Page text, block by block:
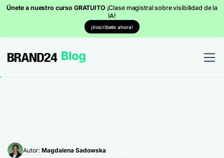
Únete a nuestro curso GRATUITO ¡Clase magistral sobre visibilidad de la
IA!
¡Inscríbete ahora!
Autor: Magdalena Sadowska